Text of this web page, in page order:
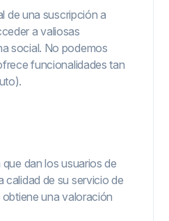
de una suscripción a
a valiosas
social. No podemos
funcionalidades tan
dan los usuarios de
calidad de su servicio de
una valoración